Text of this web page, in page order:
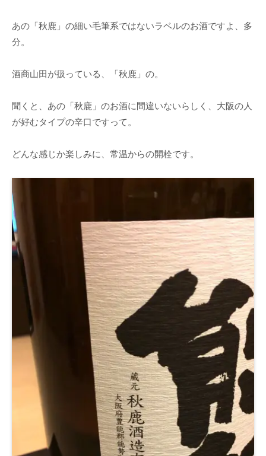
あの「秋鹿」の細い毛筆系ではないラベルのお酒ですよ、多
分。
酒商山田が扱っている、「秋鹿」の。
聞くと、あの「秋鹿」のお酒に間違いないらしく、大阪の人
が好むタイプの辛口ですって。
どんな感じか楽しみに、常温からの開栓です。